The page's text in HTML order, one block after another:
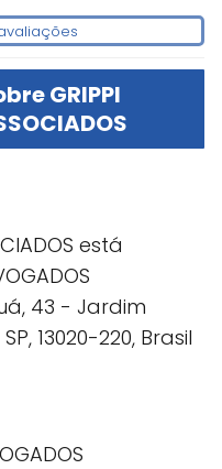
GRIPPI
está
43 - Jardim
13020-220, Brasil